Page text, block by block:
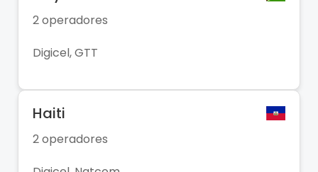
2 operadores
Digicel, GTT
Haiti
2 operadores